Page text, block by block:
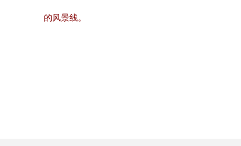
的风景线。